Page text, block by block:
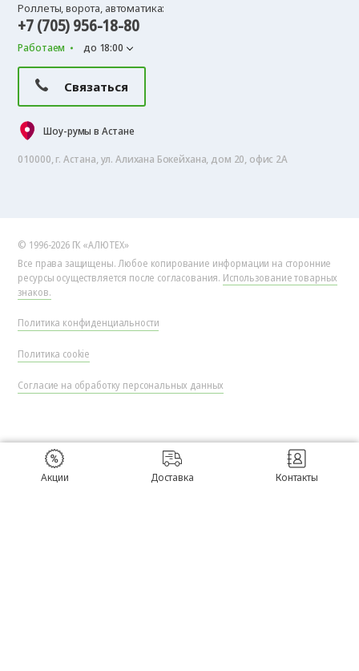
Роллеты, ворота, автоматика:
+7 (705) 956-18-80
Работаем до 18:00
Связаться
Шоу-румы в Астане
010000, г. Астана, ул. Алихана Бокейхана, дом 20, офис 2А
© 1996-2026 ГК «АЛЮТЕХ»
Все права защищены. Любое копирование информации на сторонние
ресурсы осуществляется после согласования. Использование товарных
знаков.
Политика конфиденциальности
Политика cookie
Согласие на обработку персональных данных
Акции Доставка Контакты